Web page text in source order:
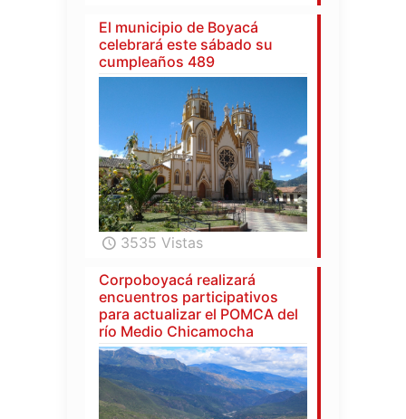
El municipio de Boyacá
celebrará este sábado su
cumpleaños 489
3535 Vistas
Corpoboyacá realizará
encuentros participativos
para actualizar el POMCA del
río Medio Chicamocha